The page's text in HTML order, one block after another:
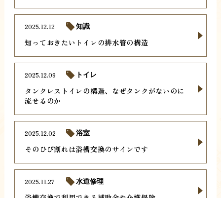
知っておきたいトイレの排水管の構造
2025.12.12 知識
タンクレストイレの構造、なぜタンクがないのに
流せるのか
2025.12.09 トイレ
そのひび割れは浴槽交換のサインです
2025.12.02 浴室
2025.11.27 水道修理